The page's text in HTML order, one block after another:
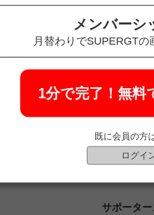
サポータ
メンバーシ
月替わりでSUPERGTの
1分で完了！無料
既に会員の方
ログイ